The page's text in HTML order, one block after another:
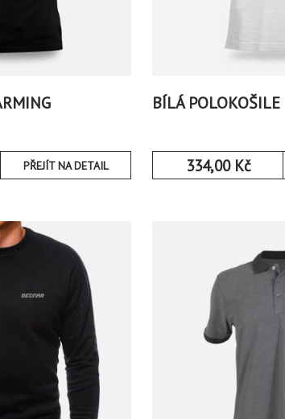
PŘEJÍT NA DETAIL
BÍLÁ POLOKOŠILE
334,00 Kč